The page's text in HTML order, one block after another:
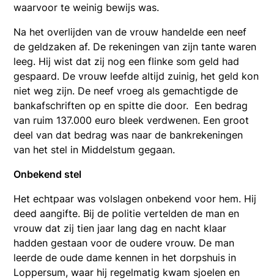
waarvoor te weinig bewijs was.
Na het overlijden van de vrouw handelde een neef
de geldzaken af. De rekeningen van zijn tante waren
leeg. Hij wist dat zij nog een flinke som geld had
gespaard. De vrouw leefde altijd zuinig, het geld kon
niet weg zijn. De neef vroeg als gemachtigde de
bankafschriften op en spitte die door. Een bedrag
van ruim 137.000 euro bleek verdwenen. Een groot
deel van dat bedrag was naar de bankrekeningen
van het stel in Middelstum gegaan.
Onbekend stel
Het echtpaar was volslagen onbekend voor hem. Hij
deed aangifte. Bij de politie vertelden de man en
vrouw dat zij tien jaar lang dag en nacht klaar
hadden gestaan voor de oudere vrouw. De man
leerde de oude dame kennen in het dorpshuis in
Loppersum, waar hij regelmatig kwam sjoelen en